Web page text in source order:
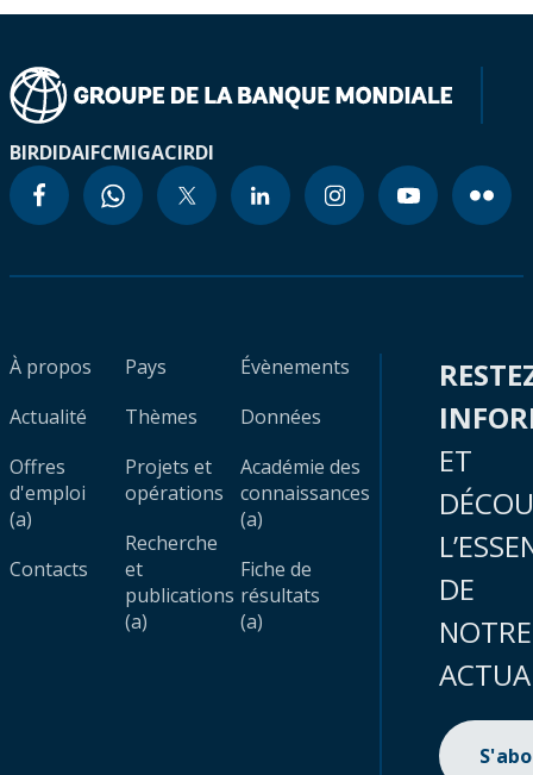
BIRDIDAIFCMIGACIRDI
À propos
Actualité
Offres
d'emploi
(a)
Contacts
Pays
Thèmes
Projets et
opérations
Recherche
et
publications
(a)
Évènements
Données
Académie des
connaissances
(a)
Fiche de
résultats
(a)
ET
DE
NOTRE